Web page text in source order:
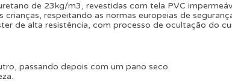
de 23kg/m3, revestidas com tela PVC
respeitando as normas europeias de
de alta resistência, com processo de ocultação do
passando depois com um pano seco.